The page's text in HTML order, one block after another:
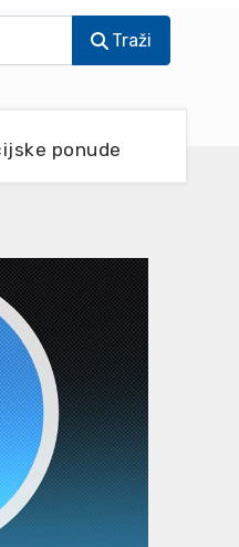
Traži
ponude